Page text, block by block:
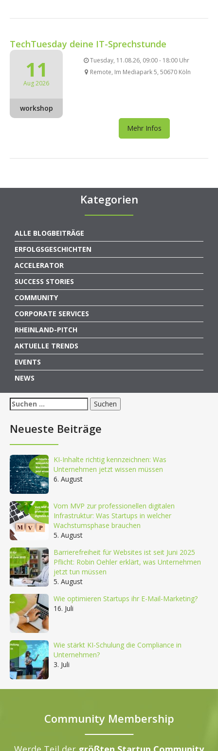
TechTuesday deine IT-Sprechstunde
11
Aug 2026
workshop
Tuesday, 11.08.26, 09:00 - 18:00 Uhr
Remote, Im Mediapark 5, 50670 Köln
Mehr Infos
Kategorien
ALLE BLOGBEITRÄGE
ERFOLGSGESCHICHTEN
ACCELERATOR
SUCCESS STORIES
COMMUNITY
CORPORATE SERVICES
RHEINLAND-PITCH
AKTUELLE TRENDS
EVENTS
NEWS
Suchen
nach:
Neueste Beiträge
KI-Inhalte richtig kennzeichnen: Was
Unternehmen jetzt wissen müssen
6. August
Vom MVP zur professionellen digitalen
Infrastruktur: Was Startups in welcher
Wachstumsphase brauchen
5. August
Barrierefreiheit für Websites ist seit Juni 2025
Pflicht: Robin Oehler erklärt, was Unternehmen
jetzt tun müssen
5. August
Wie optimieren Startups ihr E-Mail-Marketing?
16. Juli
Wie stärkt KI-Schulung die Compliance in
Unternehmen?
3. Juli
Community Membership